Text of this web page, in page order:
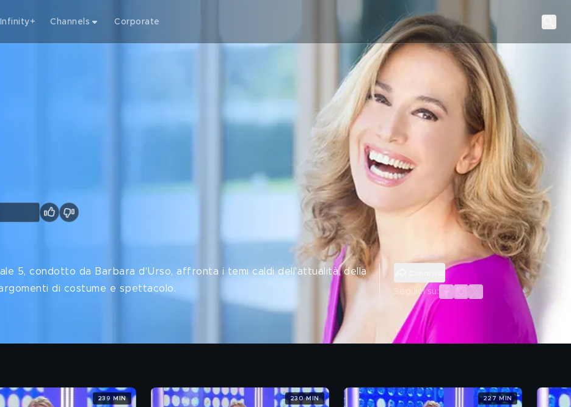
Channels Corporate
5, condotto da Barbara d'Urso, affronta i temi caldi dell'attualità, della
di costume e spettacolo.
Seguici su:
239 MIN 230 MIN 227 MIN